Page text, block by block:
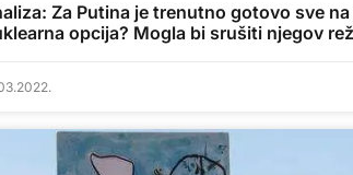
Za Putina je trenutno gotovo sve
opcija? Mogla bi srušiti njegov